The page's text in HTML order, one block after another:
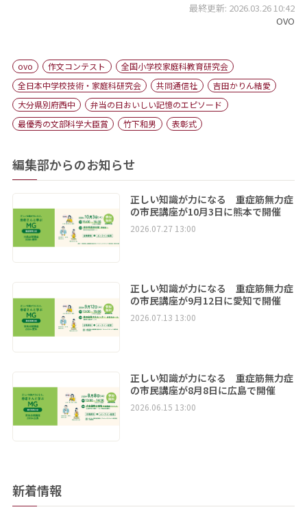
最終更新: 2026.03.26 10:42
OVO
ovo 作文コンテスト
全国小学校家庭科教育研究会
全日本中学校技術・家庭科研究会
共同通信社
吉田かりん結愛
大分県別府西中
弁当の日おいしい記憶のエピソード
最優秀の文部科学大臣賞
竹下和男 表彰式
編集部からのお知らせ
正しい知識が力になる 重症筋無力症
の市民講座が10月3日に熊本で開催
2026.07.27 13:00
正しい知識が力になる 重症筋無力症
の市民講座が9月12日に愛知で開催
2026.07.13 13:00
正しい知識が力になる 重症筋無力症
の市民講座が8月8日に広島で開催
2026.06.15 13:00
新着情報